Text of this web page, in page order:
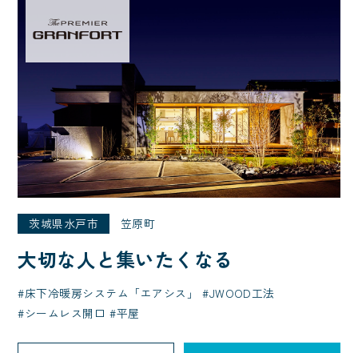
茨城県水戸市 笠原町
大切な人と集いたくなる
床下冷暖房システム「エアシス」
JWOOD工法
シームレス開口
平屋